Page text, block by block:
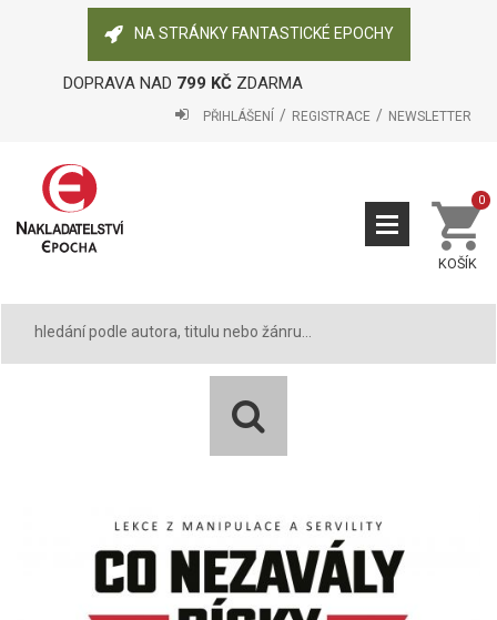
NA STRÁNKY FANTASTICKÉ EPOCHY
DOPRAVA NAD 799 KČZDARMA
PŘIHLÁŠENÍ REGISTRACE NEWSLETTER
KOŠÍK
0